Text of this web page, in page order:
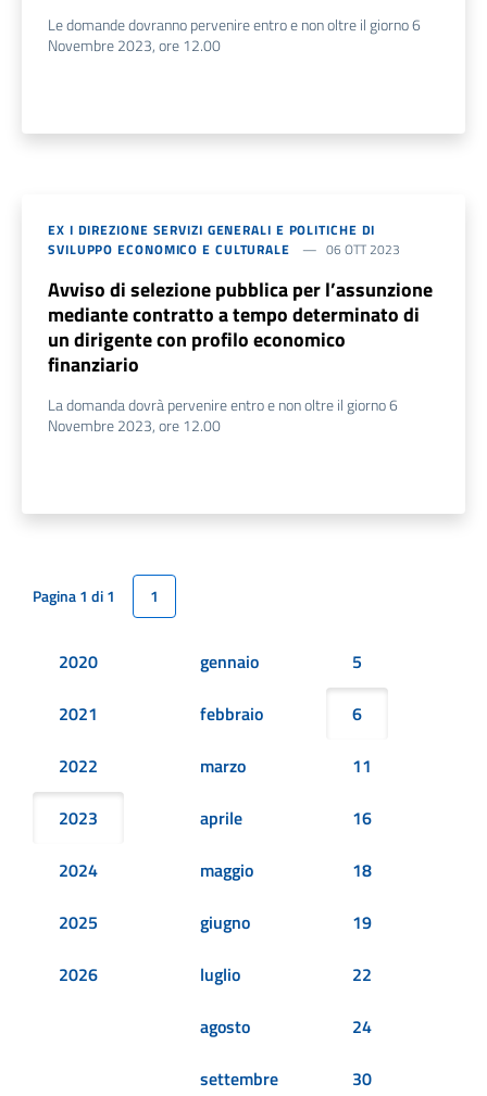
Le domande dovranno pervenire entro e non oltre il giorno 6
Novembre 2023, ore 12.00
EX I DIREZIONE SERVIZI GENERALI E POLITICHE DI
SVILUPPO ECONOMICO E CULTURALE
06 OTT 2023
Avviso di selezione pubblica per l’assunzione
mediante contratto a tempo determinato di
un dirigente con profilo economico
finanziario
La domanda dovrà pervenire entro e non oltre il giorno 6
Novembre 2023, ore 12.00
Pagina 1 di 1 1
2020
2021
2022
2023
2024
2025
2026
gennaio
febbraio
marzo
aprile
maggio
giugno
luglio
agosto
settembre
5
6
11
16
18
19
22
24
30